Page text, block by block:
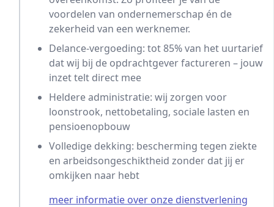
voordelen van ondernemerschap én de
zekerheid van een werknemer.
Delance-vergoeding: tot 85% van het uurtarief
dat wij bij de opdrachtgever factureren – jouw
inzet telt direct mee
Heldere administratie: wij zorgen voor
loonstrook, nettobetaling, sociale lasten en
pensioenopbouw
Volledige dekking: bescherming tegen ziekte
en arbeidsongeschiktheid zonder dat jij er
omkijken naar hebt
meer informatie over onze dienstverlening